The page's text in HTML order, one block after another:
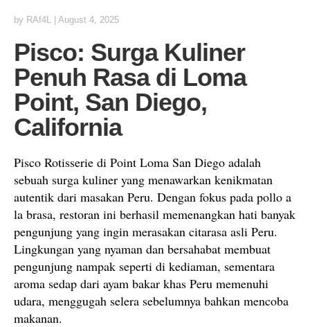
by RAf4L August 4, 2025
Pisco: Surga Kuliner
Penuh Rasa di Loma
Point, San Diego,
California
Pisco Rotisserie di Point Loma San Diego adalah
sebuah surga kuliner yang menawarkan kenikmatan
autentik dari masakan Peru. Dengan fokus pada pollo a
la brasa, restoran ini berhasil memenangkan hati banyak
pengunjung yang ingin merasakan citarasa asli Peru.
Lingkungan yang nyaman dan bersahabat membuat
pengunjung nampak seperti di kediaman, sementara
aroma sedap dari ayam bakar khas Peru memenuhi
udara, menggugah selera sebelumnya bahkan mencoba
makanan.